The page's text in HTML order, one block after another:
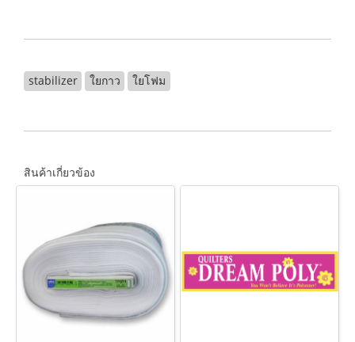
stabilizer ใยกาว ใยโฟม
สินค้าเกี่ยวข้อง